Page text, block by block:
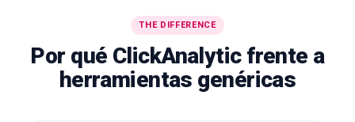
THE DIFFERENCE
Por qué ClickAnalytic frente a
herramientas genéricas